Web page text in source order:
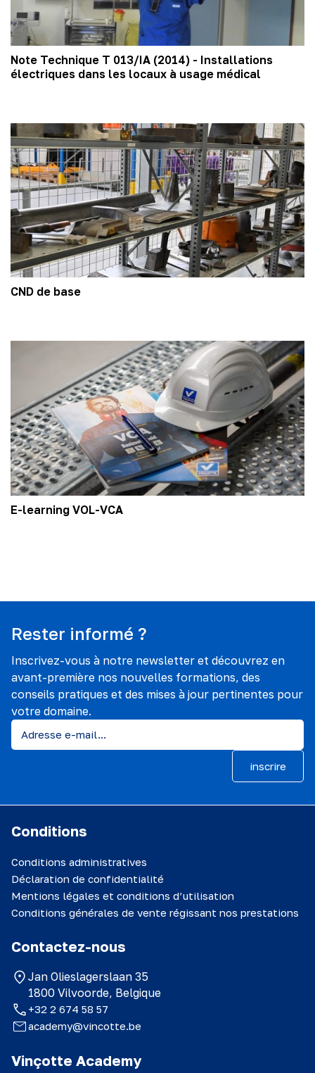
Note Technique T 013/IA (2014) - Installations
électriques dans les locaux à usage médical
CND de base
E-learning VOL-VCA
Rester informé ?
Inscrivez-vous à notre newsletter et découvrez en
avant-première nos nouvelles formations, des
conseils pratiques et des mises à jour pertinentes pour
votre domaine.
inscrire
Vinçotte Academy
Conditions
Conditions administratives
Déclaration de confidentialité
Mentions légales et conditions d’utilisation
Conditions générales de vente régissant nos prestations
Contactez-nous
Jan Olieslagerslaan 35
1800 Vilvoorde, Belgique
+32 2 674 58 57
academy@vincotte.be